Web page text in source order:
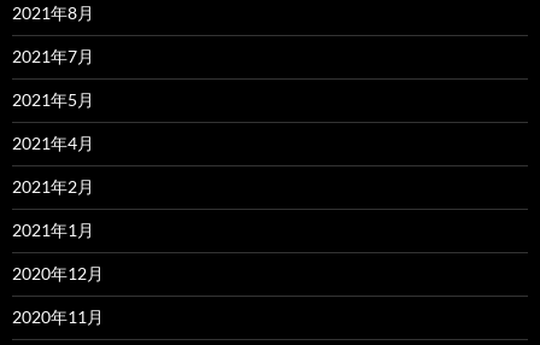
2021年8月
2021年7月
2021年5月
2021年4月
2021年2月
2021年1月
2020年12月
2020年11月